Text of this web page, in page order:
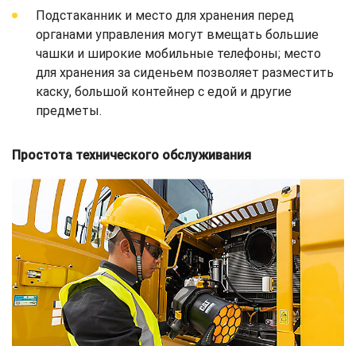
Подстаканник и место для хранения перед
органами управления могут вмещать большие
чашки и широкие мобильные телефоны; место
для хранения за сиденьем позволяет разместить
каску, большой контейнер с едой и другие
предметы.
Простота технического обслуживания